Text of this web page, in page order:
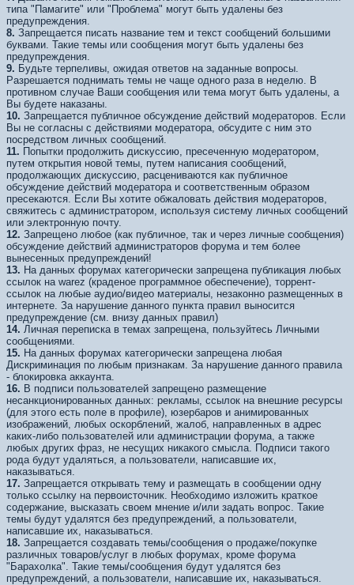
типа "Памагите" или "Проблема" могут быть удалены без
предупреждения.
8. Запрещается писать название тем и текст сообщений большими
буквами. Такие темы или сообщения могут быть удалены без
предупреждения.
9. Будьте терпеливы, ожидая ответов на заданные вопросы.
Разрешается поднимать темы не чаще одного раза в неделю. В
противном случае Ваши сообщения или тема могут быть удалены, а
Вы будете наказаны.
10. Запрещается публичное обсуждение действий модераторов. Если
Вы не согласны с действиями модератора, обсудите с ним это
посредством личных сообщений.
11. Попытки продолжить дискуссию, пресеченную модератором,
путем открытия новой темы, путем написания сообщений,
продолжающих дискуссию, расцениваются как публичное
обсуждение действий модератора и соответственным образом
пресекаются. Если Вы хотите обжаловать действия модераторов,
свяжитесь с администратором, используя систему личных сообщений
или электронную почту.
12. Запрещено любое (как публичное, так и через личные сообщения)
обсуждение действий администраторов форума и тем более
вынесенных предупреждений!
13. На данных форумах категорически запрещена публикация любых
ссылок на warez (краденое программное обеспечение), торрент-
ссылок на любые аудио/видео материалы, незаконно размещенных в
интернете. За нарушение данного пункта правил выносится
предупреждение (см. внизу данных правил)
14. Личная переписка в темах запрещена, пользуйтесь Личными
сообщениями.
15. На данных форумах категорически запрещена любая
Дискриминация по любым признакам. За нарушение данного правила
- блокировка аккаунта.
16. В подписи пользователей запрещено размещение
несанкционированных данных: рекламы, ссылок на внешние ресурсы
(для этого есть поле в профиле), юзербаров и анимированных
изображений, любых оскорблений, жалоб, направленных в адрес
каких-либо пользователей или администрации форума, а также
любых других фраз, не несущих никакого смысла. Подписи такого
рода будут удаляться, а пользователи, написавшие их,
наказываться.
17. Запрещается открывать тему и размещать в сообщении одну
только ссылку на первоисточник. Необходимо изложить краткое
содержание, высказать своем мнение и/или задать вопрос. Такие
темы будут удалятся без предупреждений, а пользователи,
написавшие их, наказываться.
18. Запрещается создавать темы/сообщения о продаже/покупке
различных товаров/услуг в любых форумах, кроме форума
"Барахолка". Такие темы/сообщения будут удалятся без
предупреждений, а пользователи, написавшие их, наказываться.